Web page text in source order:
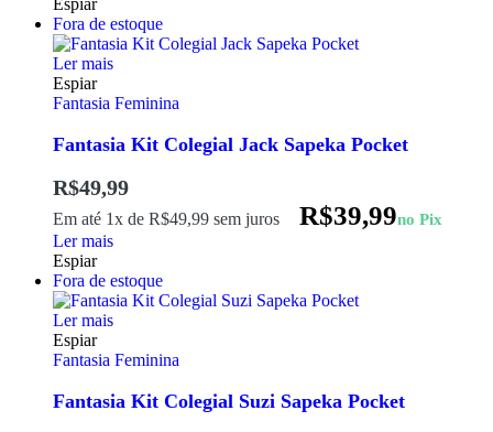
Espiar
Fora de estoque
Ler mais
Espiar
Fantasia Feminina
Fantasia Kit Colegial Jack Sapeka Pocket
R$49,99
Em até 1x de R$49,99 sem juros R$39,99no Pix
Ler mais
Espiar
Fora de estoque
Ler mais
Espiar
Fantasia Feminina
Fantasia Kit Colegial Suzi Sapeka Pocket